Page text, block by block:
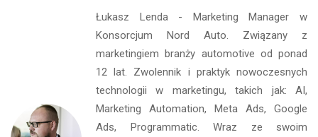
Łukasz Lenda - Marketing Manager w
Konsorcjum Nord Auto. Związany z
marketingiem branży automotive od ponad
12 lat. Zwolennik i praktyk nowoczesnych
technologii w marketingu, takich jak: AI,
Marketing Automation, Meta Ads, Google
Ads, Programmatic. Wraz ze swoim